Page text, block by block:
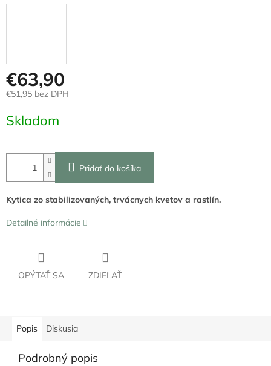
€63,90
€51,95 bez DPH
cena:
Skladom
Pridať do košíka
Kytica zo stabilizovaných, trvácnych kvetov a rastlín.
Detailné informácie
OPÝTAŤ SA ZDIEĽAŤ
Popis Diskusia
Podrobný popis